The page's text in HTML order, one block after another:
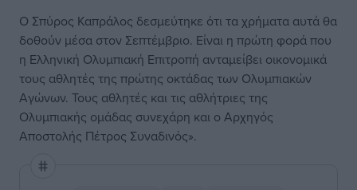
Ο Σπύρος Καπράλος δεσμεύτηκε ότι τα χρήματα αυτά θα
δοθούν μέσα στον Σεπτέμβριο. Είναι η πρώτη φορά που
η Ελληνική Ολυμπιακή Επιτροπή ανταμείβει οικονομικά
τους αθλητές της πρώτης οκτάδας των Ολυμπιακών
Αγώνων. Τους αθλητές και τις αθλήτριες της
Ολυμπιακής ομάδας συνεχάρη και ο Αρχηγός
Αποστολής Πέτρος Συναδινός».